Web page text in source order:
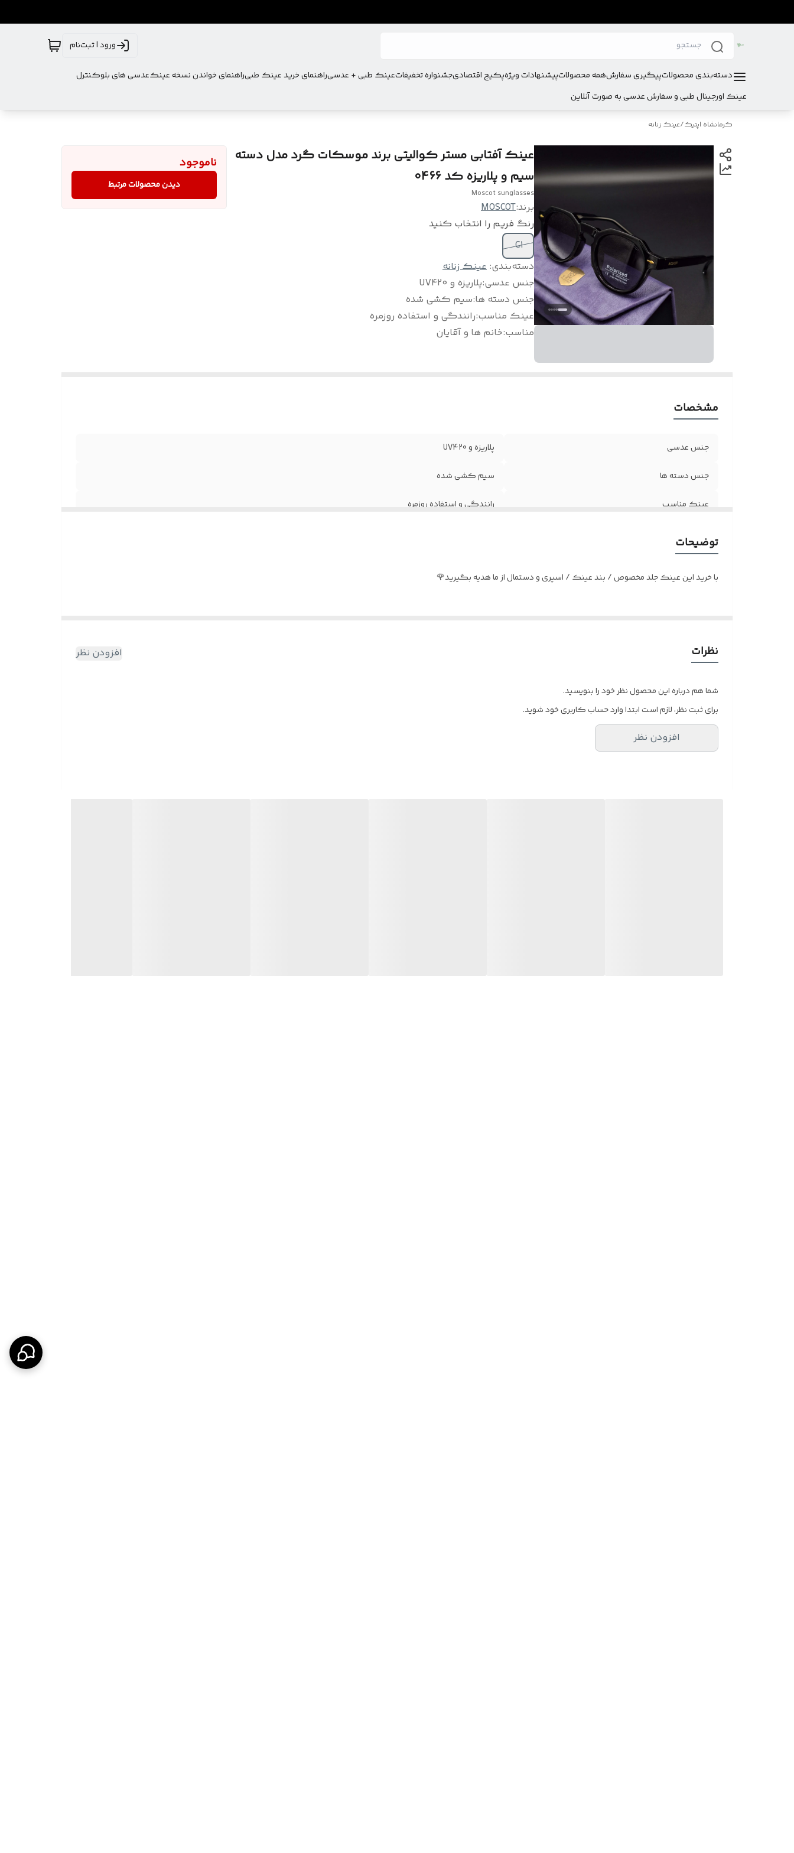
ورود | ثبت‌نام
دسته‌بندی محصولاتپیگیری سفارشهمه محصولاتپیشنهادات ویژهپکیج اقتصادیجشنواره تخفیفاتعینک طبی + عدسیراهنمای خرید عینک طبیراهنمای خواندن نسخه عینکعدسی های بلوکنترل
عینک اورجینال طبی و سفارش عدسی به صورت آنلاین
کرمانشاه اپتیک/عینک زنانه
عینک آفتابی مستر کوالیتی برند موسکات گرد مدل دسته
سیم و پلاریزه کد 0466
Moscot sunglasses
برند:MOSCOT
رنگ فریم را انتخاب کنید
C1
دسته‌بندی: عینک زنانه
جنس عدسی:پلاریزه و UV420
جنس دسته ها:سیم کشی شده
عینک مناسب:رانندگی و استفاده روزمره
مناسب:خانم ها و آقایان
ناموجود
دیدن محصولات مرتبط
مشخصات
جنس عدسی پلاریزه و UV420
جنس دسته ها سیم کشی شده
عینک مناسب رانندگی و استفاده روزمره
توضیحات
با خرید این عینک جلد مخصوص / بند عینک / اسپری و دستمال از ما هدیه بگیرید🌹
نظرات افزودن نظر
شما هم درباره این محصول نظر خود را بنویسید.
برای ثبت نظر، لازم است ابتدا وارد حساب کاربری خود شوید.
افزودن نظر